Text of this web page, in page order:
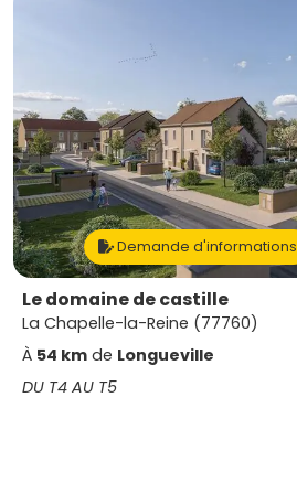
Demande d'informations
Le domaine de castille
La Chapelle-la-Reine (77760)
À 54 km de Longueville
DU T4 AU T5